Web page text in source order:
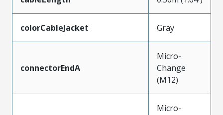
colorCableJacket Gray
connectorEndA
Micro-
Change
(M12)
Micro-